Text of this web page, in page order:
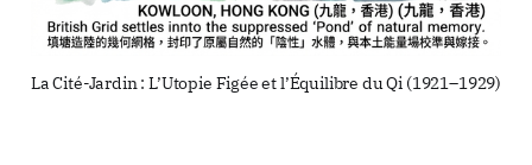
La Cité-Jardin : L’Utopie Figée et l’Équilibre du Qi (1921–1929)